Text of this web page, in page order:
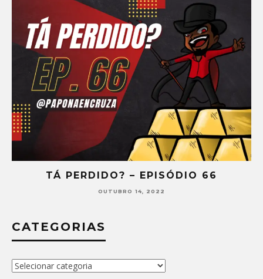
66 TÁ PERDIDO? –
CATEGORIAS
Categorias